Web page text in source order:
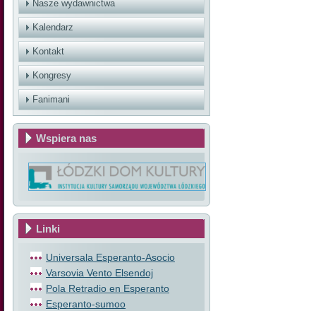
Nasze wydawnictwa
Kalendarz
Kontakt
Kongresy
Fanimani
Wspiera nas
Linki
Universala Esperanto-Asocio
Varsovia Vento Elsendoj
Pola Retradio en Esperanto
Esperanto-sumoo